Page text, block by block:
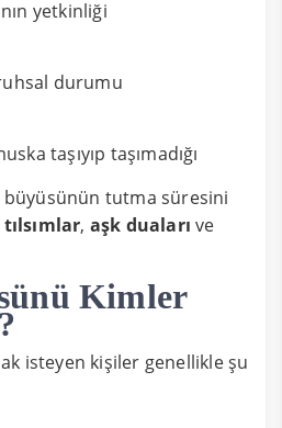
yetkinliği
durumu
taşıyıp taşımadığı
büyüsünün tutma süresini
tılsımlar, aşk duaları ve
Kimler
isteyen kişiler genellikle şu